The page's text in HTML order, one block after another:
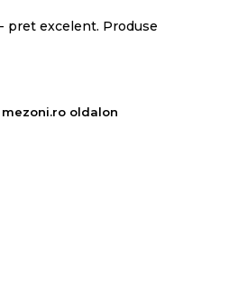
pret excelent. Produse
mezoni.ro oldalon